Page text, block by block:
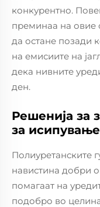
конкурентно.
преминаа на овие
да остане позади
на емисиите на
дека нивните
ден.
Решенија за
за
Полиуретанските
навистина добри
помагаат на
подобро во